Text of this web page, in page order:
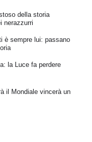
della storia
nerazzurri
è sempre lui: passano
la Luce fa perdere
il Mondiale vincerà un